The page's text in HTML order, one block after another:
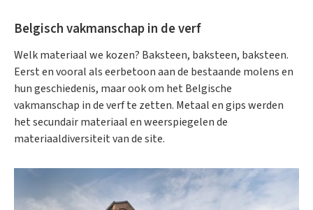
Belgisch vakmanschap in de verf
Welk materiaal we kozen? Baksteen, baksteen, baksteen.
Eerst en vooral als eerbetoon aan de bestaande molens en
hun geschiedenis, maar ook om het Belgische
vakmanschap in de verf te zetten. Metaal en gips werden
het secundair materiaal en weerspiegelen de
materiaaldiversiteit van de site.